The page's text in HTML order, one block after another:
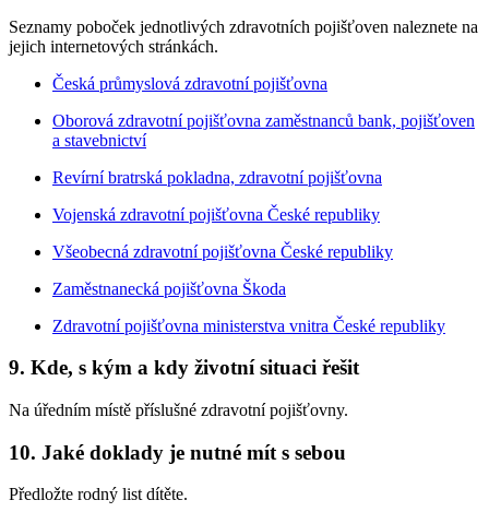
Seznamy poboček jednotlivých zdravotních pojišťoven naleznete na
jejich internetových stránkách.
Česká průmyslová zdravotní pojišťovna
Oborová zdravotní pojišťovna zaměstnanců bank, pojišťoven
a stavebnictví
Revírní bratrská pokladna, zdravotní pojišťovna
Vojenská zdravotní pojišťovna České republiky
Všeobecná zdravotní pojišťovna České republiky
Zaměstnanecká pojišťovna Škoda
Zdravotní pojišťovna ministerstva vnitra České republiky
9. Kde, s kým a kdy životní situaci řešit
Na úředním místě příslušné zdravotní pojišťovny.
10. Jaké doklady je nutné mít s sebou
Předložte rodný list dítěte.